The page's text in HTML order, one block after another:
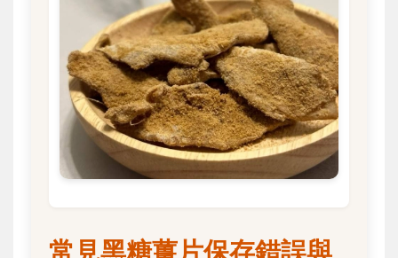
常見黑糖薑片保存錯誤與